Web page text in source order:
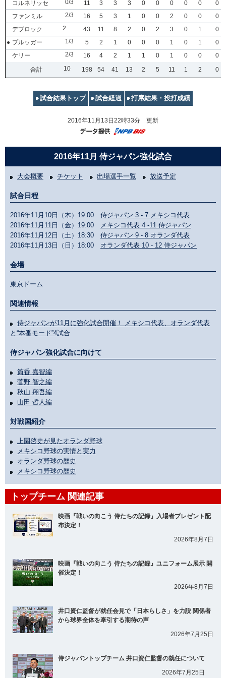
コルネリッセ 0/3 11 3 3 3 0 0 0 0 0
0
ファンミル
2/3 16 5 3 1 0 0 2 0 0
0
デブロック
2 43 11 8 2 0 2 3 0 1
0
● プルッガー 1/3 5 2 1 0 0 0 1 0 1
0
ケリー
2/3 16 4 2 1 1 0 1 0 0
0
合計
10 198 54 41 13 2 5 11 1 2 0
試合結果トップ 試合経過 打席結果・投打成績
2016年11月13日22時33分 更新
2016年11月 侍ジャパン強化試合
大会概要 チケット 出場選手一覧 放送予定
試合日程
2016年11月10日（木）19:00 侍ジャパン 3 - 7 メキシコ代表
2016年11月11日（金）19:00
メキシコ代表 4 -11 侍ジャパン
2016年11月12日（土）18:30 侍ジャパン 9 - 8 オランダ代表
2016年11月13日（日）18:00 オランダ代表 10 - 12 侍ジャパン
会場
東京ドーム
関連情報
侍ジャパンが11月に強化試合開催！ メキシコ代表、オランダ代表
と“本番モード”4試合
侍ジャパン強化試合に向けて
筒香 嘉智編
菅野 智之編
秋山 翔吾編
山田 哲人編
対戦国紹介
上園啓史が見たオランダ野球
メキシコ野球の実情と実力
オランダ野球の歴史
メキシコ野球の歴史
トップチーム 関連記事
映画『戦いの向こう 侍たちの記録』入場者プレゼント配
布決定！
2026年8月7日
映画『戦いの向こう 侍たちの記録』ユニフォーム展示 開
催決定！
2026年8月7日
井口資仁監督が就任会見で「日本らしさ」を力説 関係者
から球界全体を牽引する期待の声
2026年7月25日
侍ジャパントップチーム 井口資仁監督の就任について
2026年7月25日